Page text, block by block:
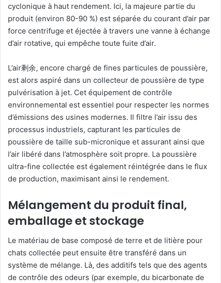
cyclonique à haut rendement. Ici, la majeure partie du
produit (environ 80-90 %) est séparée du courant d’air par
force centrifuge et éjectée à travers une vanne à échange
d’air rotative, qui empêche toute fuite d’air.
L’air剩余, encore chargé de fines particules de poussière,
est alors aspiré dans un collecteur de poussière de type
pulvérisation à jet. Cet équipement de contrôle
environnemental est essentiel pour respecter les normes
d’émissions des usines modernes. Il filtre l’air issu des
processus industriels, capturant les particules de
poussière de taille sub-micronique et assurant ainsi que
l’air libéré dans l’atmosphère soit propre. La poussière
ultra-fine collectée est également réintégrée dans le flux
de production, maximisant ainsi le rendement.
Mélangement du produit final,
emballage et stockage
Le matériau de base composé de terre et de litière pour
chats collectée peut ensuite être transféré dans un
système de mélange. Là, des additifs tels que des agents
de contrôle des odeurs (par exemple, du bicarbonate de